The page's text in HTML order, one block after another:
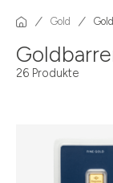
Gold
26 Produkte